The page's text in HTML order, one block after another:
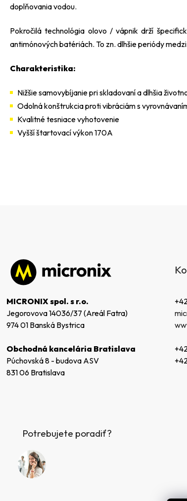
doplňovania vodou.
Pokročilá technológia olovo / vápnik drží
antimónových batériách. To zn. dlhšie periódy
Charakteristika:
Nižšie samovybíjanie pri skladovaní a dlhšia
Odolná konštrukcia proti vibráciám s
Kvalitné tesniace vyhotovenie
Vyšší štartovací výkon 170A
MICRONIX spol. s r.o.
Jegorovova 14036/37 (Areál Fatra)
974 01 Banská Bystrica
Obchodná kancelária Bratislava
Púchovská 8 - budova ASV
831 06 Bratislava
Potrebujete poradiť?